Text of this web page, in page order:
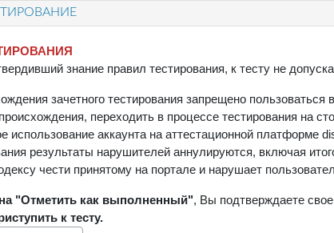
знание правил тестирования, к тесту не
зачетного тестирования запрещено
переходить в процессе тестирования на
использование аккаунта на аттестационной платформе
результаты нарушителей аннулируются, включая
чести принятому на портале и нарушает
"Отметить как выполненный", Вы подтверждаете
к тесту.